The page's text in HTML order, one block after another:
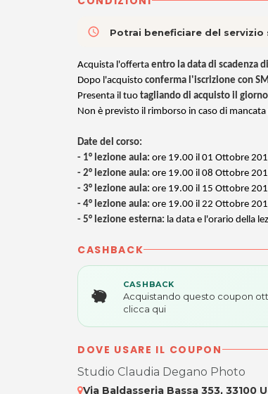
access_time Potrai beneficiare del
Acquista l'offerta entro la data di scadenza
Dopo l'acquisto conferma l'iscrizione con
Presenta il tuo tagliando di acquisto il
Non è previsto il rimborso in caso di
Date del corso:
- 1° lezione aula: ore 19.00 il 01 Ottobre
- 2° lezione aula: ore 19.00 il 08 Ottobre
- 3° lezione aula: ore 19.00 il 15 Ottobre
- 4° lezione aula: ore 19.00 il 22 Ottobre
- 5° lezione esterna: la data e l'orario della
CASHBACK
CASHBACK
Acquistando questo coupon
clicca qui
DOVE USARE IL COUPON
Studio Claudia Degano Photo
Via Baldasseria Bassa 353, 33100